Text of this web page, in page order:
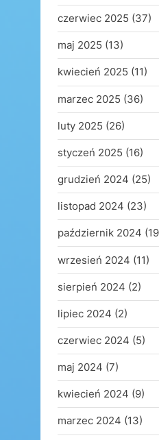
czerwiec 2025 (37)
maj 2025 (13)
kwiecień 2025 (11)
marzec 2025 (36)
luty 2025 (26)
styczeń 2025 (16)
grudzień 2024 (25)
listopad 2024 (23)
październik 2024
wrzesień 2024 (11)
sierpień 2024 (2)
lipiec 2024 (2)
czerwiec 2024 (5)
maj 2024 (7)
kwiecień 2024 (9)
marzec 2024 (13)